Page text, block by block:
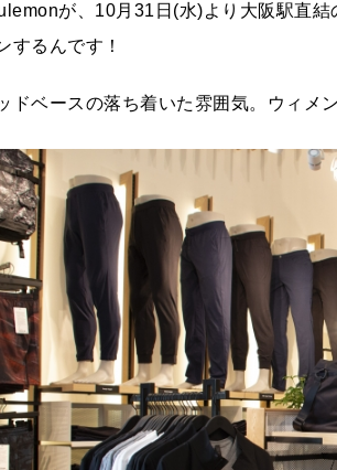
が、10月31日(水)より大阪駅直
するんです！
ドベースの落ち着いた雰囲気。ウィメ